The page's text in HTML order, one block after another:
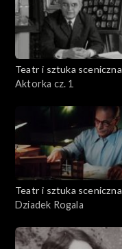
Teatr i sztuka sceniczna
Aktorka cz. 1
Teatr i sztuka sceniczna
Dziadek Rogala